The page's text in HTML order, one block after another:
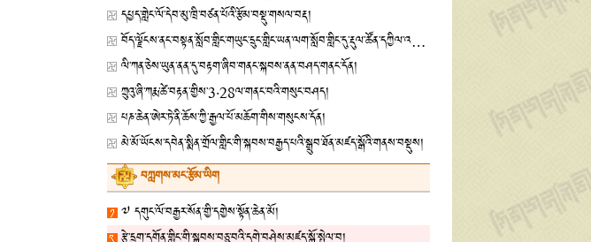
དཔྱད་གླེང་ལོ་དེབ་མུ་ཁྲི་བཙན་པོའི་རྩོམ་བསྡུ་གསལ་བརྡ།
བོད་ལྗོངས་ནང་བསྟན་སློབ་གླིང་གཡུང་དྲུང་གླིང་ཡན་ལག་སློབ་གླིང་དུ་རྡུལ་ཚོན་དཀྱིལ་འཁོར་འགྲེམས་སྟོན་གནང་བ།
ལི་ཀན་ཅེས་ཡུན་ནན་དུ་བརྟག་ཞིབ་གནང་སྐབས་ནན་བཤད་གནང་དོན།
ཀྲུའུ་ཞི་ཀརྨ་ཚེ་བརྟན་གྱིས་3·28ལ་གནང་བའི་གསུང་བཤད།
པཎ་ཆེན་ཨེར་ཏེ་ནི་ཆོས་ཀྱི་རྒྱལ་པོ་མཆོག་གིས་གསུངས་དོན།
མེ་མོ་ཡོངས་དབེན་སྨིན་གྲོལ་གླིང་གི་སྐབས་བརྒྱད་པའི་སྒྲུབ་ཐོན་མཛད་སྒོའི་གནས་བསྡུས།
བཀླགས་མང་རྩོམ་ཡིག
༧ དགུང་ལོ་བརྒྱར་སོན་གྱི་དགྱེས་སྟོན་ཆེན་མོ།